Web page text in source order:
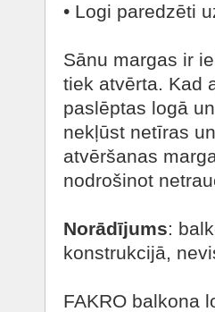
• Logi paredzēti
Sānu margas ir
tiek atvērta. Kad
paslēptas logā
nekļūst netīras
atvēršanas
nodrošinot
Norādījums:
konstrukcijā,
FAKRO balkona